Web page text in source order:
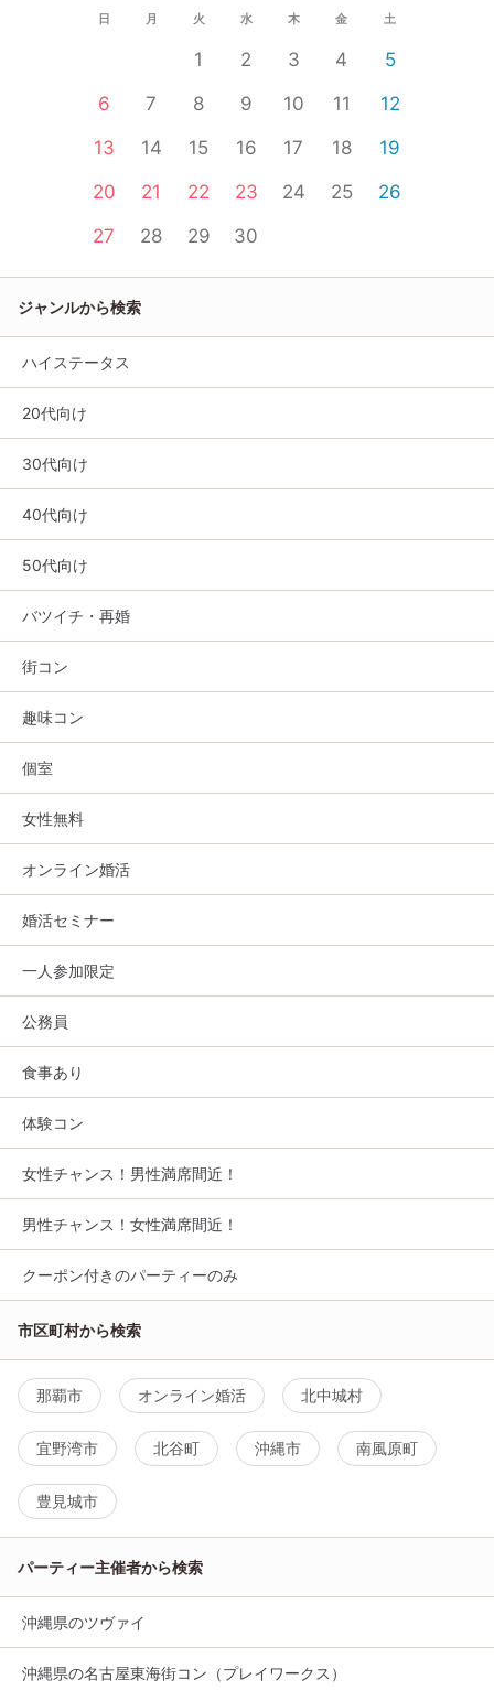
日 月 火 水 木 金 土
1 2 3 4
5
6
7 8 9 10 11
12
13
14 15 16 17 18
19
20
21 22 23 24 25
26
27
28 29 30
ジャンルから検索
ハイステータス
20代向け
30代向け
40代向け
50代向け
バツイチ・再婚
街コン
趣味コン
個室
女性無料
オンライン婚活
婚活セミナー
一人参加限定
公務員
食事あり
体験コン
女性チャンス！男性満席間近！
男性チャンス！女性満席間近！
クーポン付きのパーティーのみ
市区町村から検索
那覇市 オンライン婚活 北中城村
宜野湾市 北谷町 沖縄市 南風原町
豊見城市
パーティー主催者から検索
沖縄県のツヴァイ
沖縄県の名古屋東海街コン（プレイワークス）